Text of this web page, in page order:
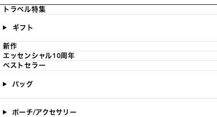
トラベル特集
ギフト
新作
エッセンシャル10周年
ベストセラー
バッグ
ポーチ/アクセサリー